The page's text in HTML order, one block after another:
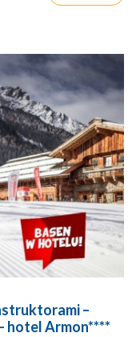
–
hotel Armon****